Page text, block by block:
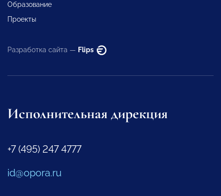
Образование
Проекты
Разработка сайта — Flips
Исполнительная дирекция
+7 (495) 247 4777
id@opora.ru